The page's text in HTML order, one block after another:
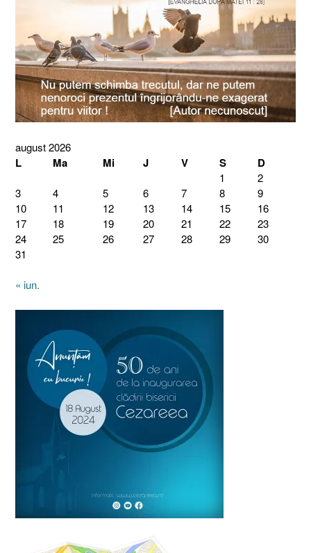
august 2026
L Ma Mi J V S D
1
2
3
4 5 6 7 8
9
10
11 12 13 14 15
16
17
18 19 20 21 22
23
24
25 26 27 28 29
30
31
« iun.